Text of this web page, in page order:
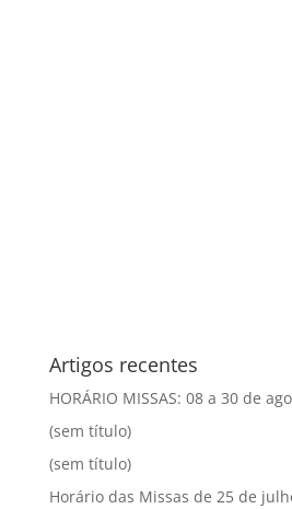
Artigos recentes
HORÁRIO MISSAS: 08 a 30 de
(sem título)
(sem título)
Horário das Missas de 25 de